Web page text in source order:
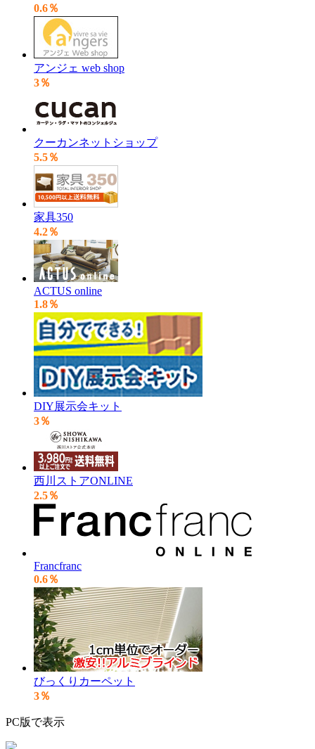
0.6％
アンジェ web shop
3％
クーカンネットショップ
5.5％
家具350
4.2％
ACTUS online
1.8％
DIY展示会キット
3％
西川ストアONLINE
2.5％
Francfranc
0.6％
びっくりカーペット
3％
PC版で表示